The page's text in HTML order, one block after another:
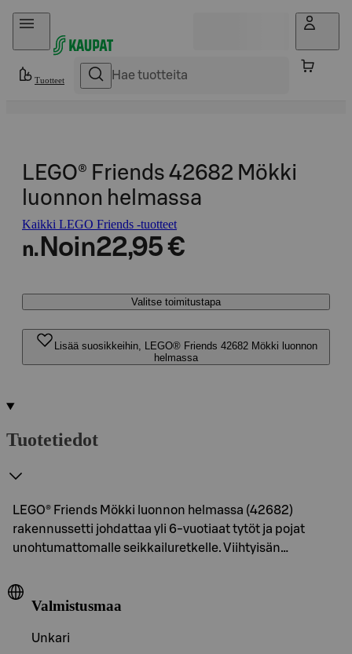
Hyppää sisältöön
Tuotteet
LEGO® Friends 42682 Mökki
luonnon helmassa
Kaikki LEGO Friends -tuotteet
n. Noin22,95 €
Valitse toimitustapa
Lisää suosikkeihin, LEGO® Friends 42682 Mökki luonnon
helmassa
Tuotetiedot
LEGO® Friends Mökki luonnon helmassa (42682)
rakennussetti johdattaa yli 6-vuotiaat tytöt ja pojat
unohtumattomalle seikkailuretkelle. Viihtyisän…
Valmistusmaa
Unkari